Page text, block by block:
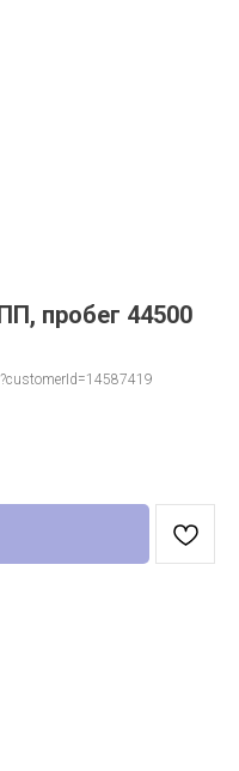
пробег 44500